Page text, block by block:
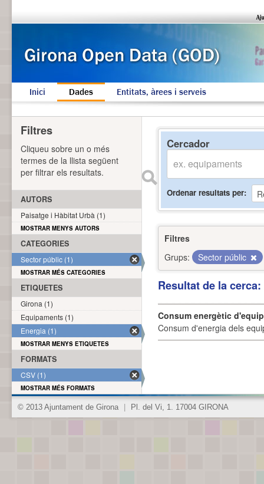
Inici Dades Entitats, àrees i serveis
Cercador
Ordenar resultats per
Filtres
Grups:
Sector públic
Resultat de la
Consum energètic
Consum d'energia dels
Filtres
Cliqueu sobre un o més
termes de la llista següent
per filtrar els resultats.
AUTORS
Paisatge i Hàbitat Urbà (1)
MOSTRAR MENYS AUTORS
CATEGORIES
Sector públic (1)
MOSTRAR MÉS CATEGORIES
ETIQUETES
Girona (1)
Equipaments (1)
Energia (1)
MOSTRAR MENYS ETIQUETES
FORMATS
CSV (1)
MOSTRAR MÉS FORMATS
© 2013 Ajuntament de Girona Pl. del Vi, 1. 17004 GIRONA